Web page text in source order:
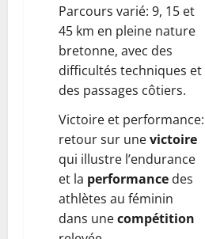
Parcours varié: 9, 15 et
45 km en pleine nature
bretonne, avec des
difficultés techniques et
des passages côtiers.
Victoire et performance:
retour sur unevictoire
qui illustre l’endurance
et la performance des
athlètes au féminin
dans unecompétition